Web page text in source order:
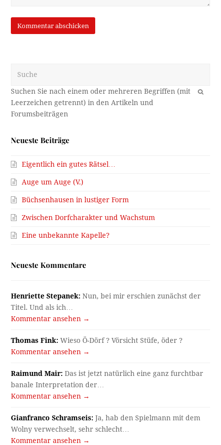
OK
Neueste Beiträge
Eigentlich ein gutes Rätsel…
Auge um Auge (V.)
Büchsenhausen in lustiger Form
Zwischen Dorfcharakter und Wachstum
Eine unbekannte Kapelle?
Neueste Kommentare
Henriette Stepanek: Nun, bei mir erschien zunächst der
Titel. Und als ich…
Kommentar ansehen →
Thomas Fink: Wieso Ö-Dörf ? Vörsicht Stüfe, öder ?
Kommentar ansehen →
Raimund Mair: Das ist jetzt natürlich eine ganz furchtbar
banale Interpretation der…
Kommentar ansehen →
Gianfranco Schramseis: Ja, hab den Spielmann mit dem
Wolny verwechselt, sehr schlecht…
Kommentar ansehen →